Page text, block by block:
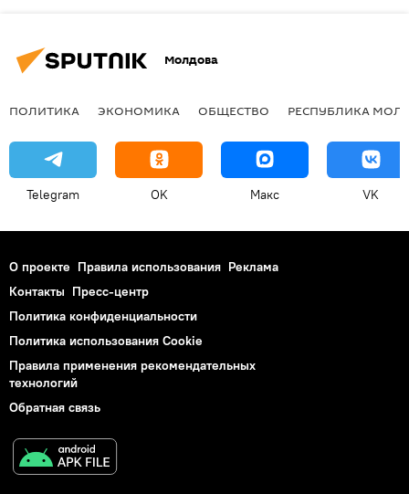
Молдова
ПОЛИТИКА ЭКОНОМИКА ОБЩЕСТВО РЕСПУБЛИКА
Telegram OK Макс VK
О проекте Правила использования Реклама
Контакты Пресс-центр
Политика конфиденциальности
Политика использования Cookie
Правила применения рекомендательных
технологий
Обратная связь